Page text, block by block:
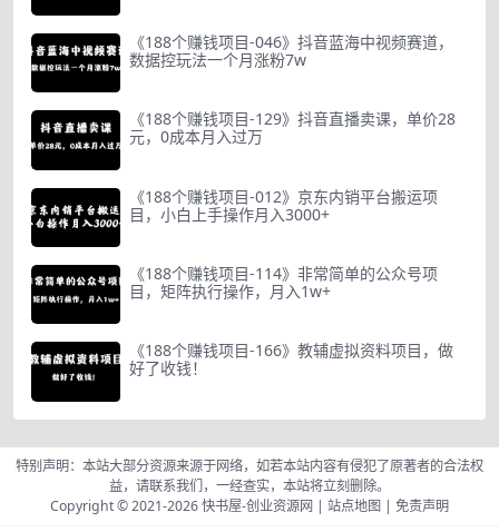
《188个赚钱项目-046》抖音蓝海中视频赛道，
数据控玩法一个月涨粉7w
《188个赚钱项目-129》抖音直播卖课，单价28
元，0成本月入过万
《188个赚钱项目-012》京东内销平台搬运项
目，小白上手操作月入3000+
《188个赚钱项目-114》非常简单的公众号项
目，矩阵执行操作，月入1w+
《188个赚钱项目-166》教辅虚拟资料项目，做
好了收钱！
特别声明：本站大部分资源来源于网络，如若本站内容有侵犯了原著者的合法权
益，请联系我们，一经查实，本站将立刻删除。
Copyright © 2021-2026快书屋-创业资源网 | 站点地图 | 免责声明